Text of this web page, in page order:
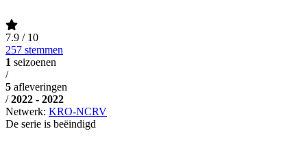
7.9 / 10
257 stemmen
1 seizoenen
/
5 afleveringen
/ 2022 - 2022
Netwerk: KRO-NCRV
De serie is beëindigd